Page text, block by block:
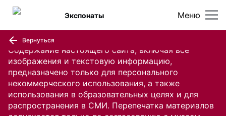
Содержание настоящего сайта, включая все
изображения и текстовую информацию,
предназначено только для персонального
некоммерческого использования, а также
использования в образовательных целях и для
распространения в СМИ. Перепечатка материалов
Меню
Экспонаты
Вернуться